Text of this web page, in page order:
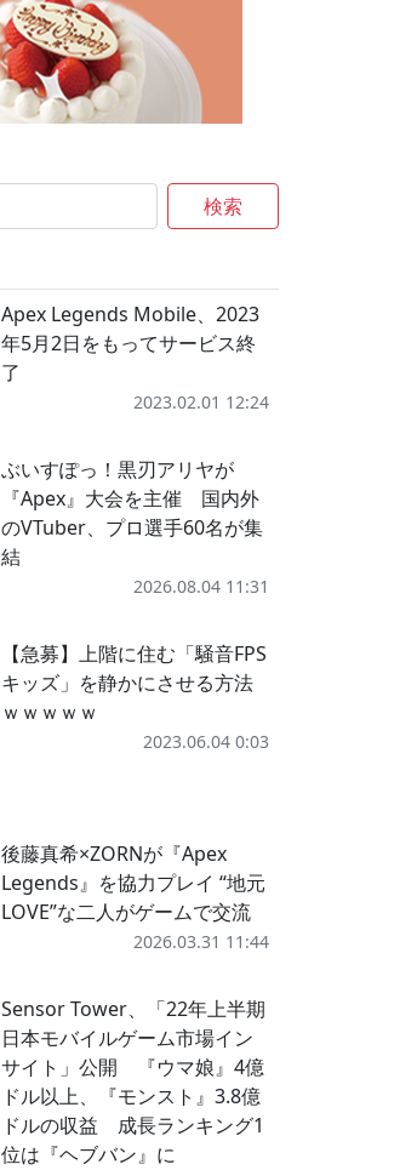
検索
Apex Legends Mobile、2023
年5月2日をもってサービス終
了
2023.02.01 12:24
ぶいすぽっ！黒刃アリヤが
『Apex』大会を主催 国内外
のVTuber、プロ選手60名が集
結
2026.08.04 11:31
【急募】上階に住む「騒音FPS
キッズ」を静かにさせる方法
ｗｗｗｗｗ
2023.06.04 0:03
後藤真希×ZORNが『Apex
Legends』を協力プレイ “地元
LOVE”な二人がゲームで交流
2026.03.31 11:44
Sensor Tower、「22年上半期
日本モバイルゲーム市場イン
サイト」公開 『ウマ娘』4億
ドル以上、『モンスト』3.8億
ドルの収益 成長ランキング1
位は『ヘブバン』に